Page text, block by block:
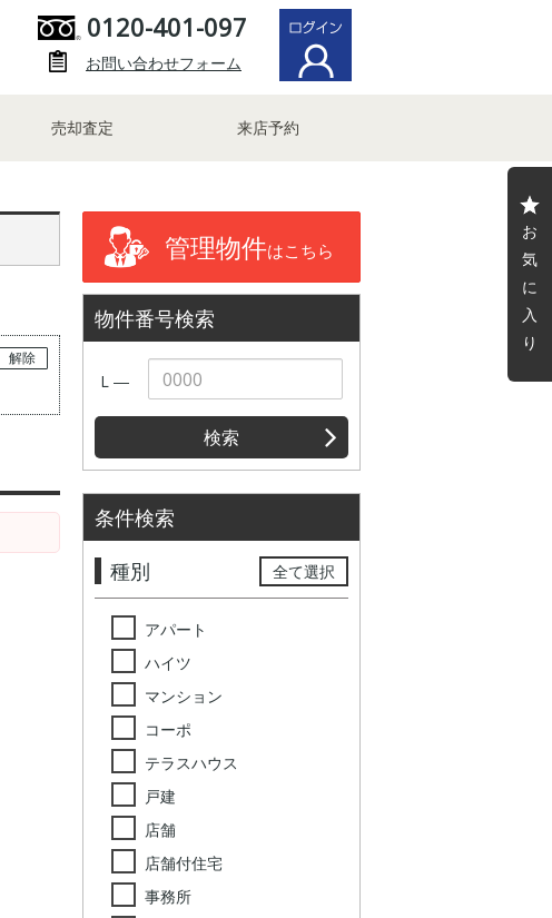
0120-401-097
お問い合わせフォーム
売却査定 来店予約
お
気
に
入
り
解除
管理物件はこちら
物件番号検索
L ―
検索
条件検索
種別
全て選択
アパート
ハイツ
マンション
コーポ
テラスハウス
戸建
店舗
店舗付住宅
事務所